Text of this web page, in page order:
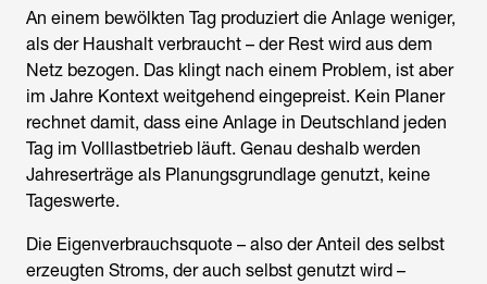
An einem bewölkten Tag produziert die Anlage weniger,
als der Haushalt verbraucht – der Rest wird aus dem
Netz bezogen. Das klingt nach einem Problem, ist aber
im Jahre Kontext weitgehend eingepreist. Kein Planer
rechnet damit, dass eine Anlage in Deutschland jeden
Tag im Volllastbetrieb läuft. Genau deshalb werden
Jahreserträge als Planungsgrundlage genutzt, keine
Tageswerte.
Die Eigenverbrauchsquote – also der Anteil des selbst
erzeugten Stroms, der auch selbst genutzt wird –